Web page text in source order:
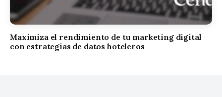
Maximiza el rendimiento de tu marketing digital
con estrategias de datos hoteleros